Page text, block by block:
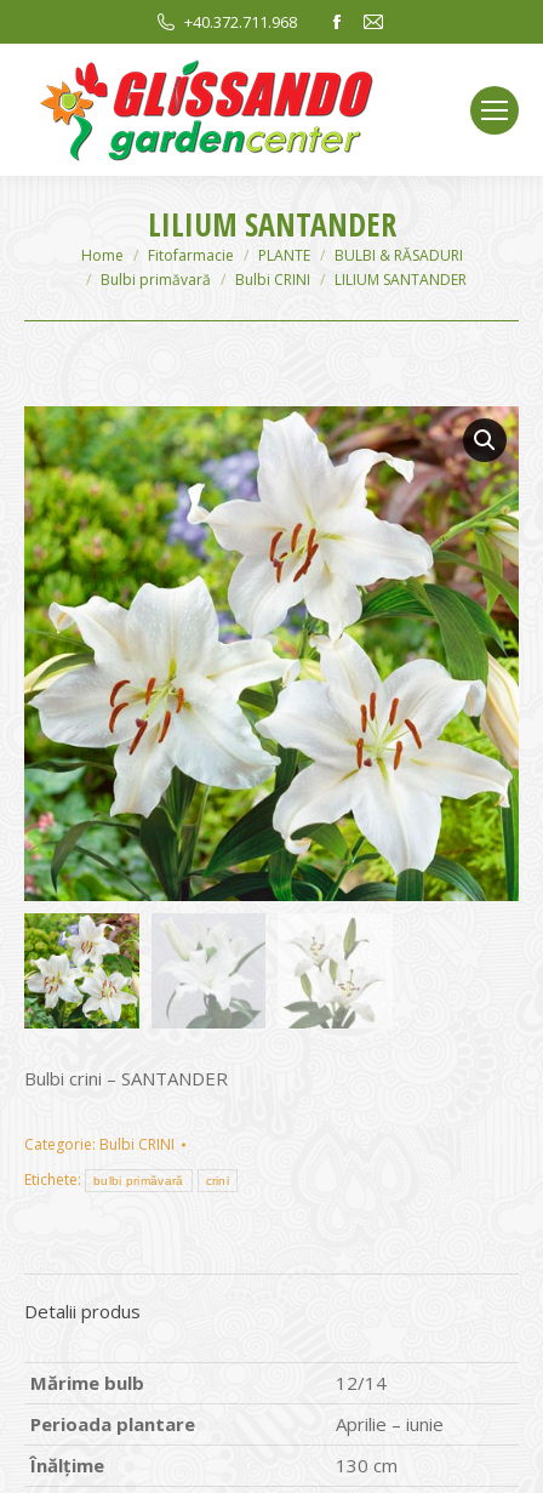
+40.372.711.968
Facebook
opens
in
new
window
Mail
window
LILIUM SANTANDER
You are here:
Home Fitofarmacie PLANTE
BULBI & RĂSADURI
Bulbi primăvară
Bulbi CRINI LILIUM SANTANDER
Bulbi crini – SANTANDER
Categorie: Bulbi CRINI
Etichete:
bulbi primăvară crini
Detalii produs
Mărime bulb
12/14
Perioada plantare
Aprilie – iunie
Înălțime
130 cm